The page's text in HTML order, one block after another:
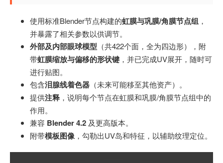
使用标准Blender节点构建的虹膜与巩膜/角膜节点组 ，
并暴露了相关参数以供调节。
外部及内部眼球模型 （共422个面，全为四边形），附
带虹膜缩放与偏移的形状键 ，并已完成UV展开，随时可
进行贴图。
包含泪腺线着色器 （未来可能移至其他资产）。
提供注释 ，说明每个节点在虹膜和巩膜/角膜节点组中的
作用。
兼容 Blender 4.2 及更高版本。
附带模板图像 ，勾勒出UV岛和特征，以辅助纹理定位。